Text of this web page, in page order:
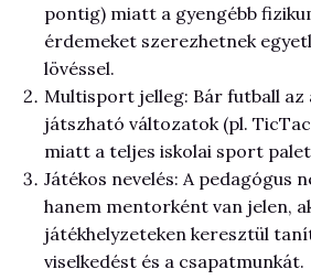
pontig) miatt a gyengébb
érdemeket szerezhetnek
lövéssel.
Multisport jelleg: Bár futball az
játszható változatok (pl.
miatt a teljes iskolai sport
Játékos nevelés: A pedagógus
hanem mentorként van jelen,
játékhelyzeteken keresztül
viselkedést és a csapatmunkát.